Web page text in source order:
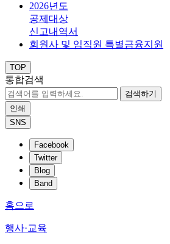
2026년도
공제대상
신고내역서
회원사 및 임직원 특별금융지원
TOP
통합검색
검색하기
인쇄
SNS
Facebook
Twitter
Blog
Band
홈으로
행사·교육